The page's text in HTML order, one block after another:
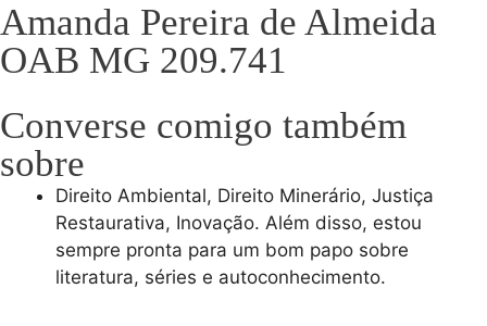
Amanda Pereira de Almeida
OAB MG 209.741
Converse comigo também
sobre
Direito Ambiental, Direito Minerário, Justiça
Restaurativa, Inovação. Além disso, estou
sempre pronta para um bom papo sobre
literatura, séries e autoconhecimento.